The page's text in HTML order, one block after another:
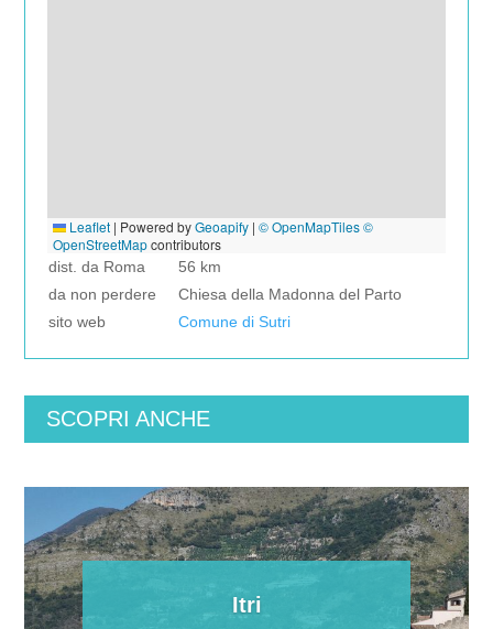
Leaflet | Powered byGeoapify |© OpenMapTiles ©
OpenStreetMapcontributors
dist. da Roma
56 km
da non perdere
Chiesa della Madonna del Parto
sito web
Comune di Sutri
SCOPRI ANCHE
Itri